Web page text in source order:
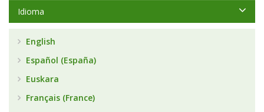
Idioma
English
Español (España)
Euskara
Français (France)